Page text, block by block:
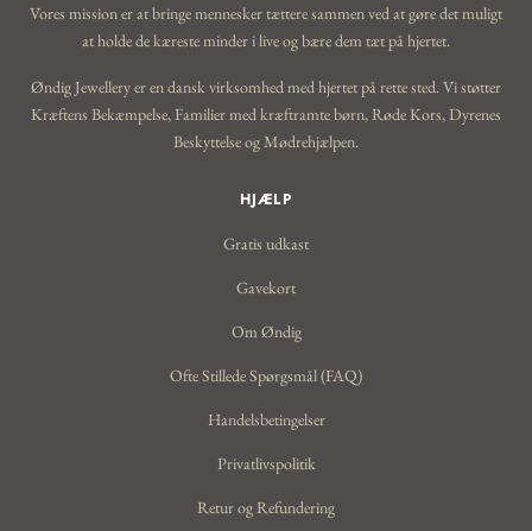
Vores mission er at bringe mennesker tættere sammen ved at gøre det muligt
at holde de kæreste minder i live og bære dem tæt på hjertet.
Øndig Jewellery er en dansk virksomhed med hjertet på rette sted. Vi støtter
Kræftens Bekæmpelse, Familier med kræftramte børn, Røde Kors, Dyrenes
Beskyttelse og Mødrehjælpen.
HJÆLP
Gratis udkast
Gavekort
Om Øndig
Ofte Stillede Spørgsmål (FAQ)
Handelsbetingelser
Privatlivspolitik
Retur og Refundering